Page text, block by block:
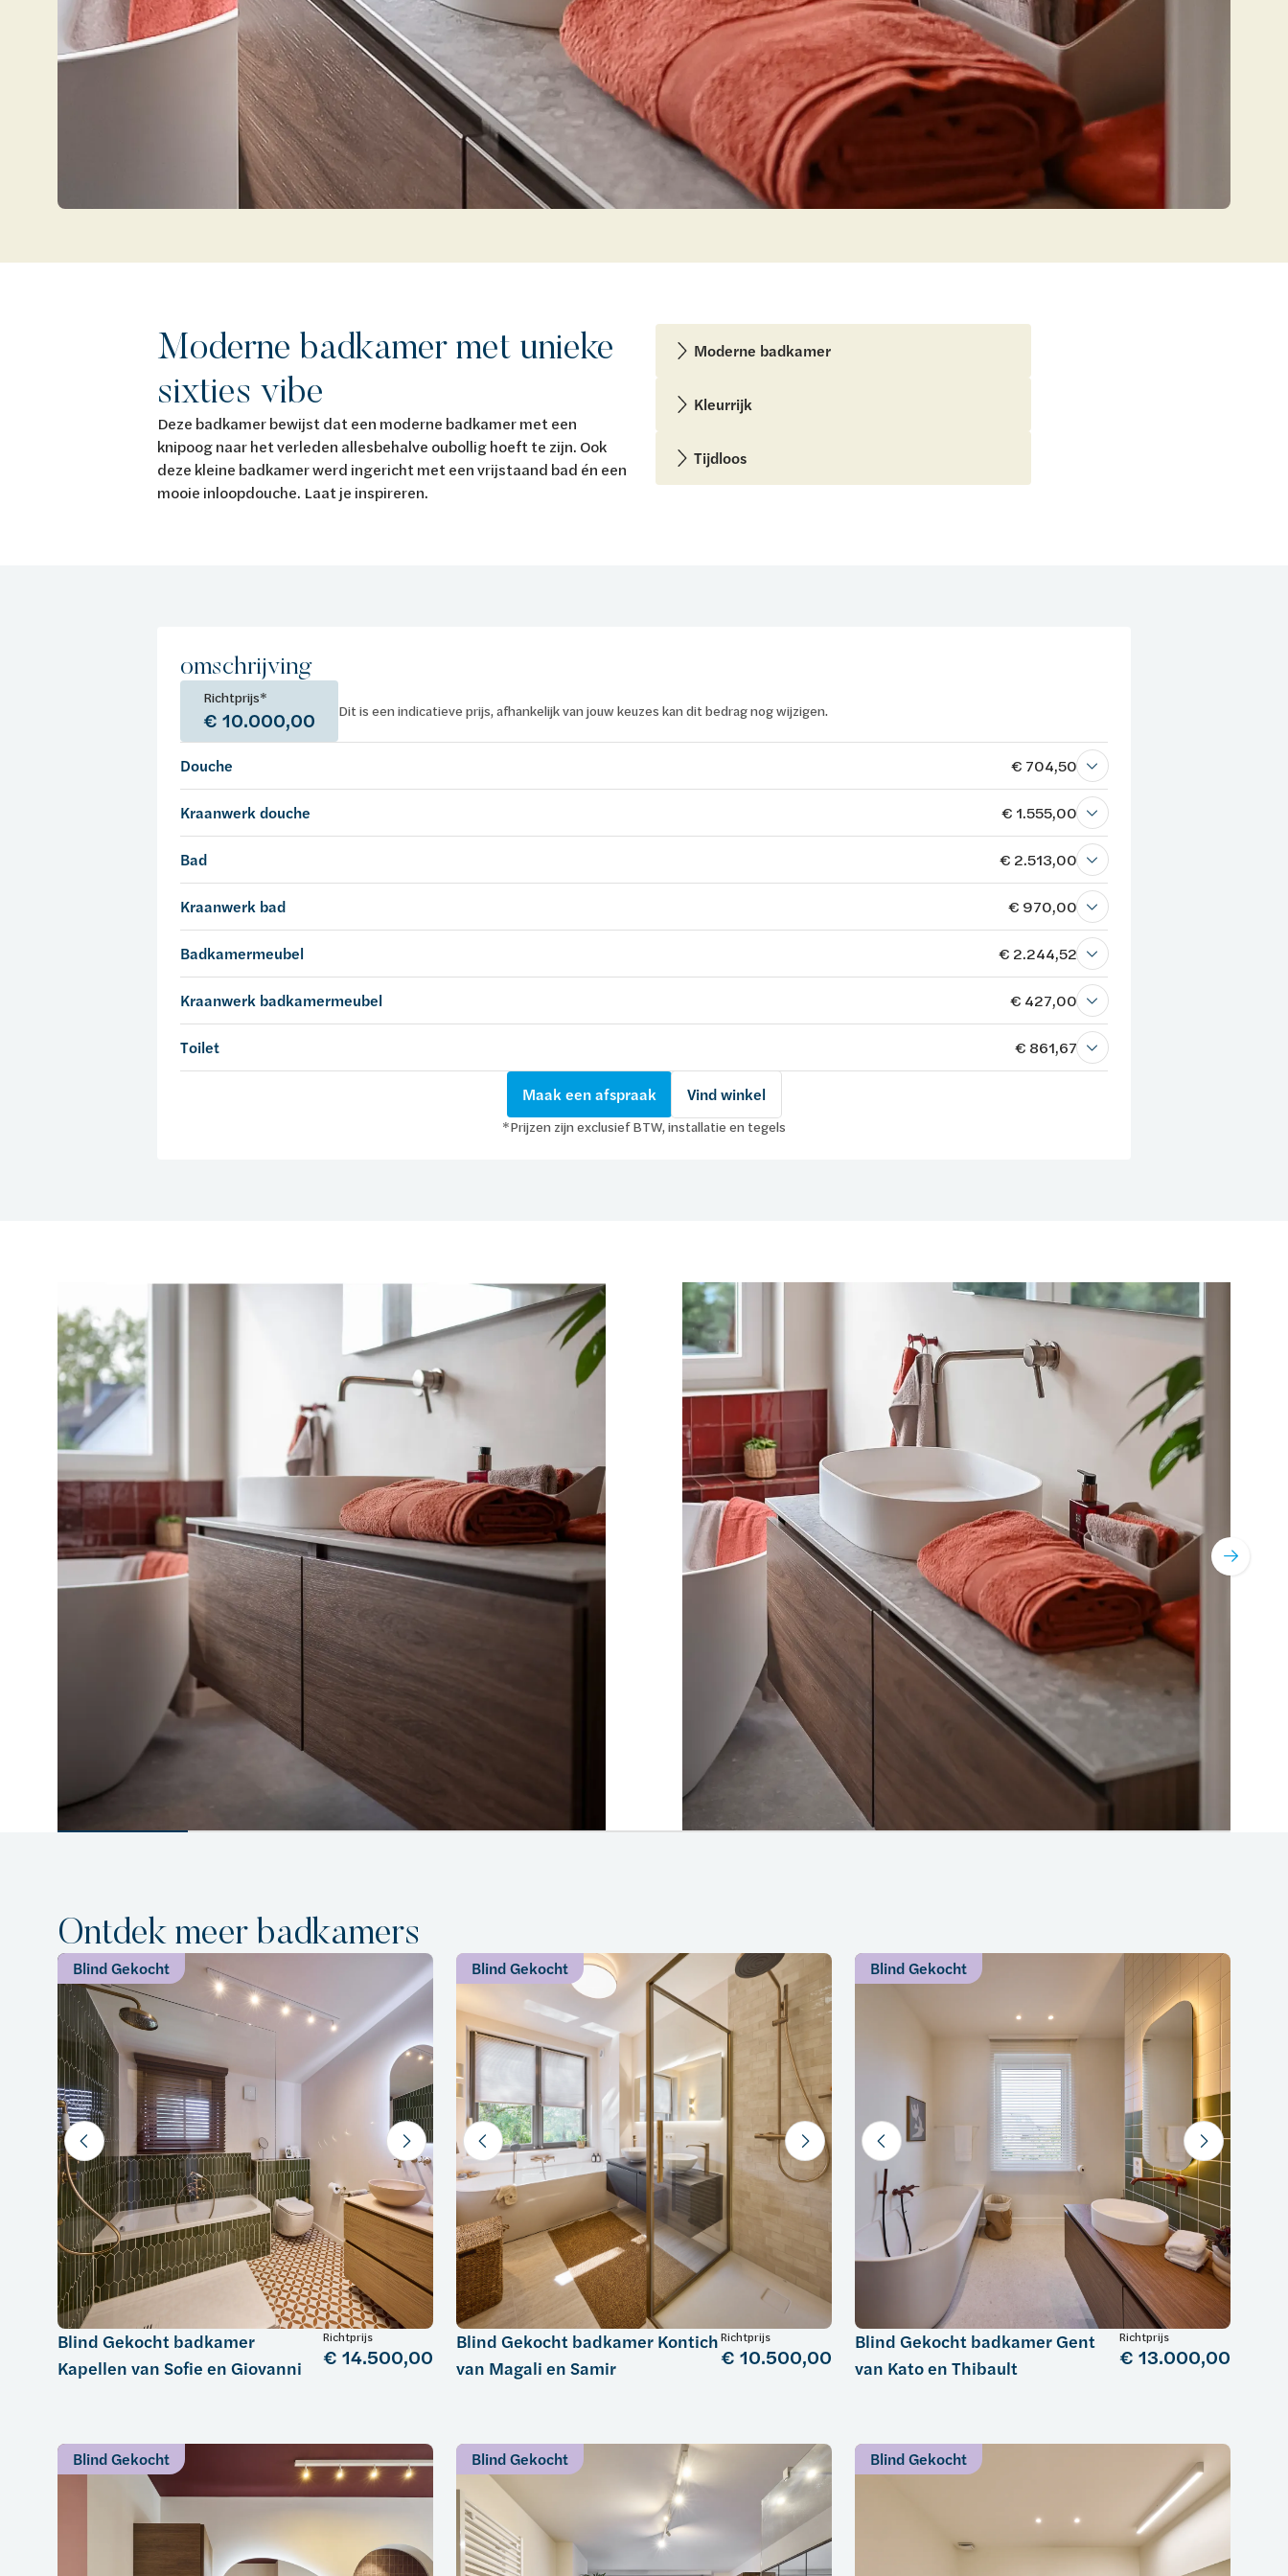
Moderne badkamer met unieke
sixties vibe
Deze badkamer bewijst dat een moderne badkamer met een
knipoog naar het verleden allesbehalve oubollig hoeft te zijn. Ook
deze kleine badkamer werd ingericht met een vrijstaand bad én een
mooie inloopdouche. Laat je inspireren.
Moderne badkamer
Kleurrijk
Tijdloos
omschrijving
Richtprijs*
€ 10.000,00 Dit is een indicatieve prijs, afhankelijk van jouw keuzes kan dit bedrag nog wijzigen.
Douche € 704,50
Kraanwerk douche € 1.555,00
Bad € 2.513,00
Kraanwerk bad € 970,00
Badkamermeubel € 2.244,52
Kraanwerk badkamermeubel € 427,00
Toilet € 861,67
Maak een afspraak Vind winkel
*Prijzen zijn exclusief BTW, installatie en tegels
Ontdek meer badkamers
Blind Gekocht
Blind Gekocht badkamer
Kapellen van Sofie en Giovanni
Richtprijs
€ 14.500,00
Blind Gekocht
Blind Gekocht badkamer Kontich
van Magali en Samir
Richtprijs
€ 10.500,00
Blind Gekocht
Blind Gekocht badkamer Gent
van Kato en Thibault
Richtprijs
€ 13.000,00
Blind Gekocht Blind Gekocht Blind Gekocht